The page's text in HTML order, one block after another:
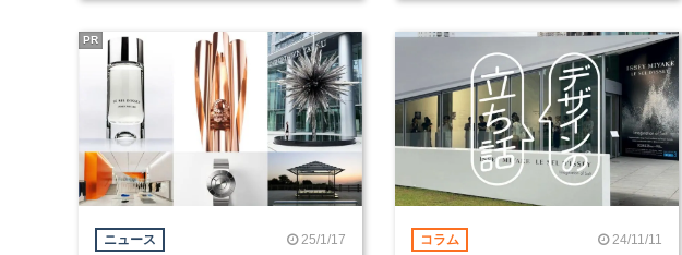
ニュース 25/1/17
PR
コラム 24/11/11